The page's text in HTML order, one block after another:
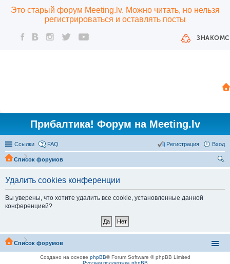
Это старый форум Meeting.lv. Можно читать, но нельзя
регистрироваться и оставлять посты
Прибалтика! Форум на Meeting.lv
Ссылки FAQ Вход
Регистрация
Список форумов
Удалить cookies конференции
Вы уверены, что хотите удалить все cookie, установленные данной
конференцией?
Список форумов
Создано на основе phpBB® Forum Software © phpBB Limited